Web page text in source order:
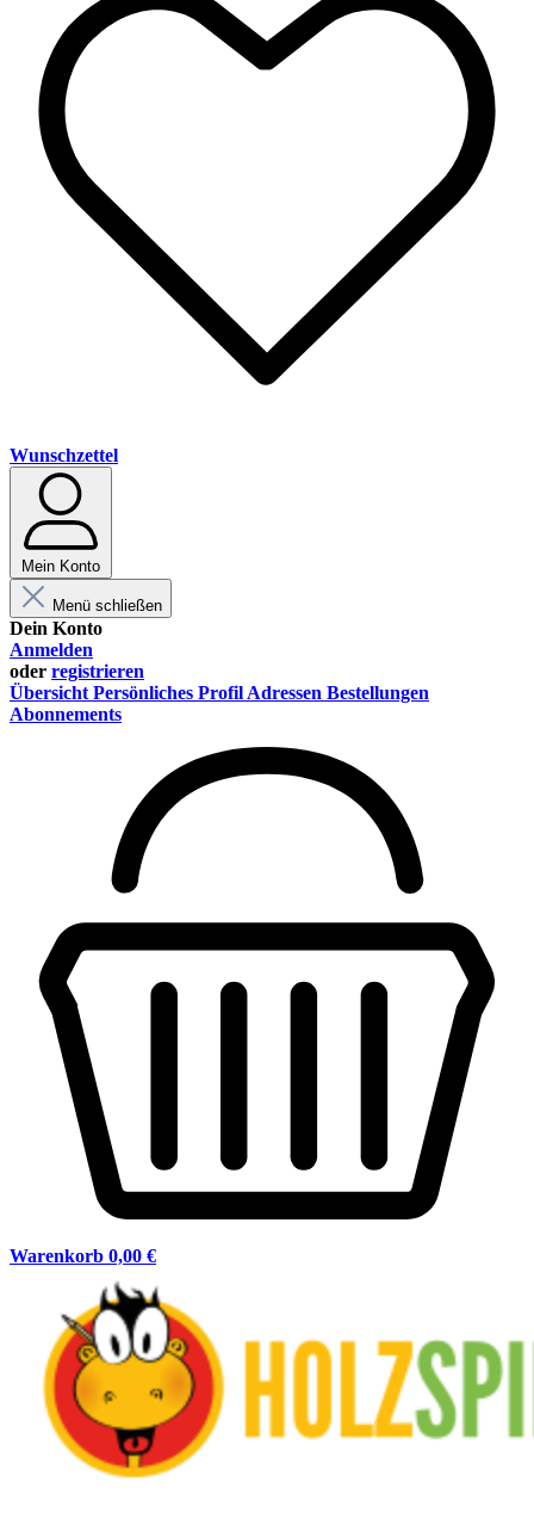
Wunschzettel
Mein Konto
Menü schließen
Dein Konto
Anmelden
oder registrieren
Übersicht Persönliches Profil Adressen Bestellungen
Abonnements
Warenkorb 0,00 €